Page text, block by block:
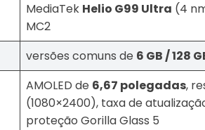
MediaTek Helio G99 Ultra (4
MC2
versões comuns de 6 GB / 128
AMOLED de 6,67 polegadas,
(1080×2400), taxa de
proteção Gorilla Glass 5